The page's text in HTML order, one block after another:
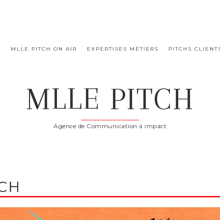
MLLE PITCH ON AIR EXPERTISES MÉTIERS PITCHS
MLLE PITCH
Agence de Communication à impact